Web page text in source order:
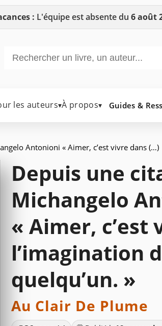
: L'équipe est absente du 6 août
les auteurs▾À propos▾ Guides &
Antonioni « Aimer, c’est vivre dans (…)
Depuis une
Michangelo
« Aimer, c’est
l’imagination
quelqu’un. »
Au Clair De Plume